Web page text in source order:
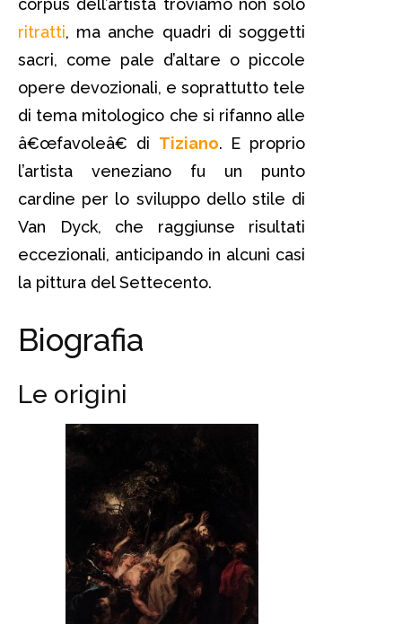
corpus dell’artista troviamo non solo
ritratti, ma anche quadri di soggetti
sacri, come pale d’altare o piccole
opere devozionali, e soprattutto tele
di tema mitologico che si rifanno alle
â€œfavoleâ€ di Tiziano. E proprio
l’artista veneziano fu un punto
cardine per lo sviluppo dello stile di
Van Dyck, che raggiunse risultati
eccezionali, anticipando in alcuni casi
la pittura del Settecento.
Biografia
Le origini